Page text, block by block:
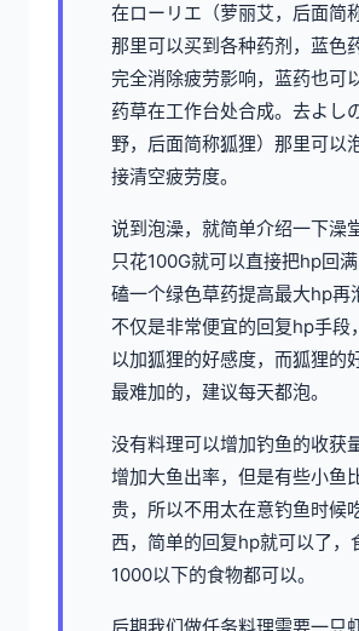
在ローリエ（萝丽艾，后面简
那里可以买到各种药剂，蓝色
完全消除疲劳影响，蓝药也可
药草在工作台处合成。去よし
野，后面简称狐狸）那里可以
接清空疲劳度。
说到泡澡，就简单介绍一下澡
只花100G就可以直接把hp回
磕一个绿色草药提高最大hp再
不仅是非常便宜的回复hp手段
以加狐狸的好感度，而狐狸的
最难加的，建议每天都泡。
没有料理可以增加钓鱼的收获
增加大鱼出率，但是有些小鱼
贵，所以不用太在意钓鱼时候
西，简单的回复hp就可以了，
1000以下的食物都可以。